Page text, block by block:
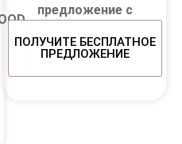
предложение с
ПОЛУЧИТЕ БЕСПЛАТНОЕ
ПРЕДЛОЖЕНИЕ